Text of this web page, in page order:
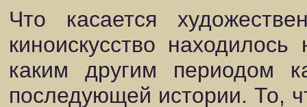
Что касается
киноискусство
каким другим периодом
последующей истории. То,